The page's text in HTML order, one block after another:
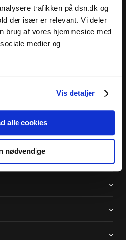
trafikken på dsn.dk og
der især er relevant. Vi deler
brug af vores hjemmeside med
medier og
Vis detaljer
alle cookies
nødvendige
· adm@dsn.dk